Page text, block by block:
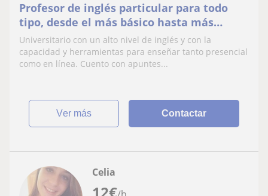
Profesor de inglés particular para todo
tipo, desde el más básico hasta más
avanzado tanto presencial como online
Universitario con un alto nivel de inglés y con la
capacidad y herramientas para enseñar tanto presencial
como en línea. Cuento con apuntes...
ver más Contactar
Celia